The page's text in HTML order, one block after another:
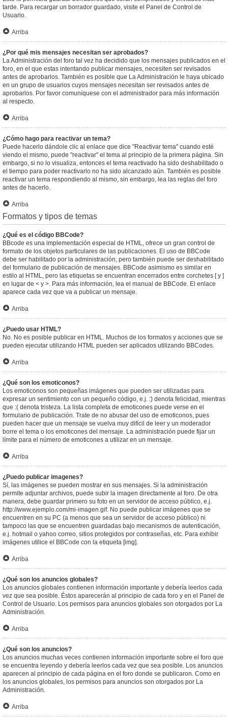
tarde. Para recargar un borrador guardado, visite el Panel de Control de
Usuario.
Arriba
¿Por qué mis mensajes necesitan ser aprobados?
La Administración del foro tal vez ha decidido que los mensajes publicados en el
foro, en el que estas intentando publicar mensajes, necesiten ser revisados
antes de aprobarlos. También es posible que La Administración le haya ubicado
en un grupo de usuarios cuyos mensajes necesitan ser revisados antes de
aprobarlos. Por favor comuníquese con el administrador para más información
al respecto.
Arriba
¿Cómo hago para reactivar un tema?
Puede hacerlo dándole clic al enlace que dice "Reactivar tema" cuando esté
viendo el mismo, puede "reactivar" el tema al principio de la primera página. Sin
embargo, si no lo visualiza, entonces el tema reactivado ha sido deshabilitado o
el tiempo para poder reactivarlo no ha sido alcanzado aún. También es posible
reactivar un tema respondiendo al mismo, sin embargo, lea las reglas del foro
antes de hacerlo.
Arriba
Formatos y tipos de temas
¿Qué es el código BBCode?
BBcode es una implementación especial de HTML, ofrece un gran control de
formato de los objetos particulares de las publicaciones. El uso de BBCode
debe ser habilitado por la administración, pero también puede ser deshabilitado
del formulario de publicación de mensajes. BBCode asimismo es similar en
estilo al HTML, pero las etiquetas se encuentran encerrados entre corchetes [ y ]
en lugar de < y >. Para más información, lea el manual de BBCode. El enlace
aparece cada vez que va a publicar un mensaje.
Arriba
¿Puedo usar HTML?
No. No es posible publicar en HTML. Muchos de los formatos y acciones que se
pueden ejecutar utilizando HTML pueden ser aplicados utilizando BBCodes.
Arriba
¿Qué son los emoticonos?
Los emoticonos son pequeñas imágenes que pueden ser utilizadas para
expresar un sentimiento con un pequeño código, e.j. :) denota felicidad, mientras
que :( denota tristeza. La lista completa de emoticones puede verse en el
formulario de publicación. Trate de no abusar del uso de emoticonos, pues
pueden hacer que un mensaje se vuelva muy difícil de leer y un moderador
borre el tema o los emoticones del mensaje. La administración puede fijar un
límite para el número de emoticones a utilizar en un mensaje.
Arriba
¿Puedo publicar imagenes?
Sí, las imágenes se pueden mostrar en sus mensajes. Si la administración
permite adjuntar archivos, puede subir la imagen directamente al foro. De otra
manera, debe guardar primero su foto en un servidor de acceso público, e.j.
http://www.ejemplo.com/mi-imagen.gif. No puede publicar imágenes que se
encuentren en su PC (a menos que sea un servidor de acceso público) ni
tampoco las que se encuentren guardadas bajo mecanismos de autenticación,
e.j. hotmail o yahoo correo, sitios protegidos por contraseñas, etc. Para exhibir
imágenes utilice el BBCode con la etiqueta [img].
Arriba
¿Qué son los anuncios globales?
Los anuncios globales contienen información importante y debería leerlos cada
vez que sea posible. Éstos aparecerán al principio de cada foro y en el Panel de
Control de Usuario. Los permisos para anuncios globales son otorgados por La
Administración.
Arriba
¿Qué son los anuncios?
Los anuncios muchas veces contienen información importante sobre el foro que
se encuentra leyendo y debería leerlos cada vez que sea posible. Los anuncios
aparecen al principio de cada página en el foro donde se publicaron. Como en
los anuncios globales, los permisos para anuncios son otorgados por La
Administración.
Arriba